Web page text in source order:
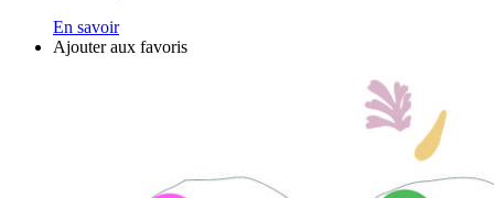
En savoir
Ajouter aux favoris